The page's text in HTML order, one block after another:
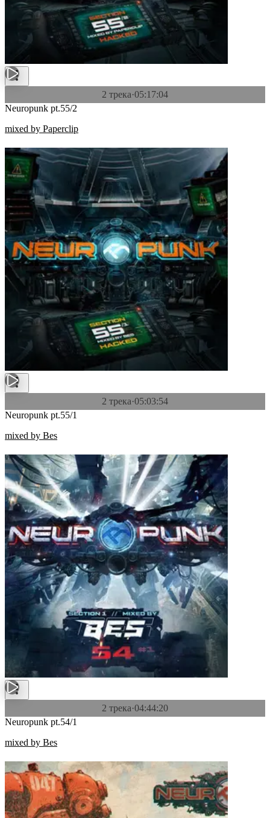
2 трека·05:17:04
Neuropunk pt.55/2
mixed by Paperclip
2 трека·05:03:54
Neuropunk pt.55/1
mixed by Bes
2 трека·04:44:20
Neuropunk pt.54/1
mixed by Bes